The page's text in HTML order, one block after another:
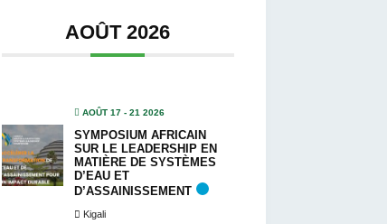
AOÛT 2026
AOÛT 17 - 21 2026
SYMPOSIUM AFRICAIN
SUR LE LEADERSHIP EN
MATIÈRE DE SYSTÈMES
D’EAU ET
D’ASSAINISSEMENT
Kigali